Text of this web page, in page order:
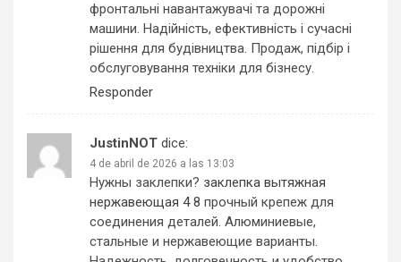
фронтальні навантажувачі та дорожні
машини. Надійність, ефективність і сучасні
рішення для будівництва. Продаж, підбір і
обслуговування техніки для бізнесу.
Responder
JustinNOT dice:
4 de abril de 2026 a las 13:03
Нужны заклепки? заклепка вытяжная
нержавеющая 4 8 прочный крепеж для
соединения деталей. Алюминиевые,
стальные и нержавеющие варианты.